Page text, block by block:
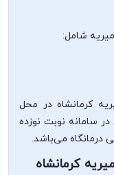
شامل:
کرمانشاه در محل
سامانه نوبت نوزده
درمانگاه می‌باشد.
کرمانشاه